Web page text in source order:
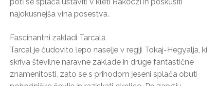
najokusnejša vina posestva.
Fascinantni zakladi Tarcala
Tarcal je čudovito lepo naselje v regiji Tokaj-Hegyalja, ki
skriva številne naravne zaklade in druge fantastične
znamenitosti, zato se s prihodom jeseni splača obuti